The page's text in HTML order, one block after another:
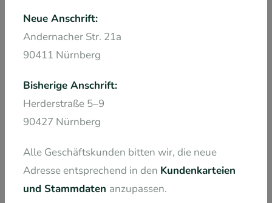
Per Post
Sie schicken uns das Rezept. Gerne kümmern wir uns
um die Abwicklung mit Ihrer Krankenkasse und liefern
direkt nach Genehmigung in neutraler
Neue Anschrift:
Andernacher Str. 21a
90411 Nürnberg
Bisherige Anschrift:
Herderstraße 5–9
90427 Nürnberg
Alle Geschäftskunden bitten wir, die neue
Adresse entsprechend in den Kundenkarteien
und Stammdaten anzupassen.